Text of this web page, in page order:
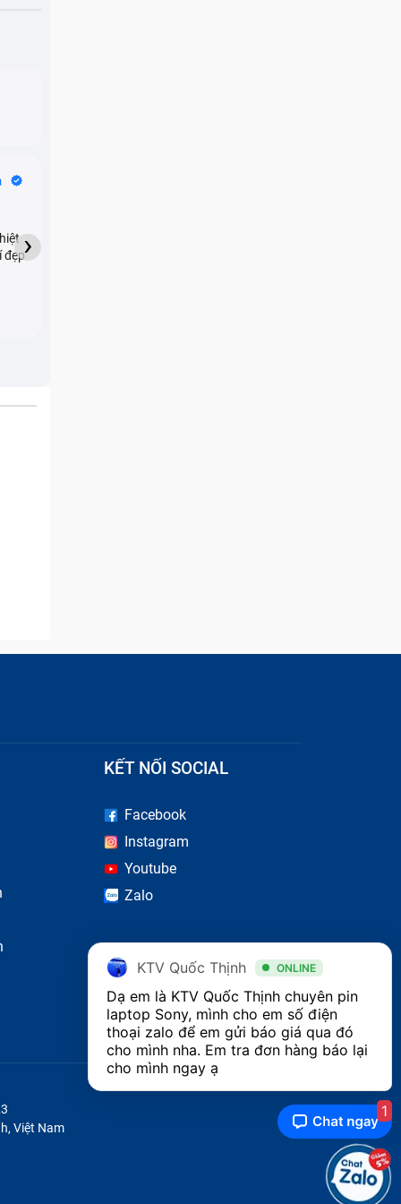
đẹp›
KẾT NỐI SOCIAL
Facebook
Instagram
Youtube
Zalo
Việt Nam
KTV Quốc Thịnh ONLINE
Dạ em là KTV Quốc Thịnh chuyên pin
laptop Sony, mình cho em số điện
thoại zalo để em gửi báo giá qua đó
cho mình nha. Em tra đơn hàng báo lại
cho mình ngay ạ
1